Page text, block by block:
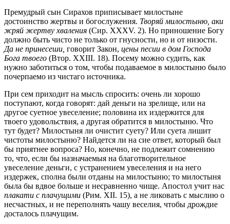
Премудрый сын Сирахов приписывает милостыне
достоинство жертвы и богослужения. Творяй милостыню, аки
жряй жертву хваления (Сир. XXXV. 2). Но приношение Богу
должно быть чисто не только от гнусности, но и от низости.
Да не принесеши, говорит Закон, цены песии в дом Господа
Бога твоего (Втор. ХХIII. 18). Посему можно судить, как
нужно заботиться о том, чтобы подаваемое в милостыню было
почерпаемо из чистаго источника.
При сем приходит на мысль спросить: очень ли хорошо
поступают, когда говорят: дай деньги на зрелище, или на
другое суетное увеселение; половина их издержится для
твоего удовольствия, а другая обратится в милостыню. Что
тут будет? Милостыня ли очистит суету? Или суета лишит
чистоты милостыню? Найдется ли на сие ответ, который был
бы приятнее вопроса? Но, конечно, не подлежит сомнению
то, что, если бы назначаемыя на благотворительное
увеселение деньги, с устранением увеселения и на него
издержек, сполна были отданы на милостыню; то милостыня
была бы вдвое больше и несравненно чище. Апостол учит нас
плакати с плачущими (Рим. ХII. 15), а не ликовать с мыслию о
несчастных, и не переполнять чашу веселия, чтобы дрождие
досталось плачущим.